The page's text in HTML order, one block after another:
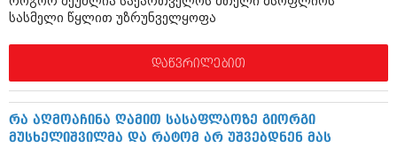
მარტი 2012 (259)
თებერვალი 2012 (376)
იანვარი 2012 (322)
ნოემბერი 2011 (471)
ოქტომბერი 2011 (754)
აგვისტო 2011 (249)
ივლისი 2011 (400)
სასმელი წყლით უზრუნველყოფა
დაწვრილებით
რა აღმოაჩინა ღამით სასაფლაოზე გიორგი
მუსხელიშვილმა და რატომ არ უშვებდნენ მას